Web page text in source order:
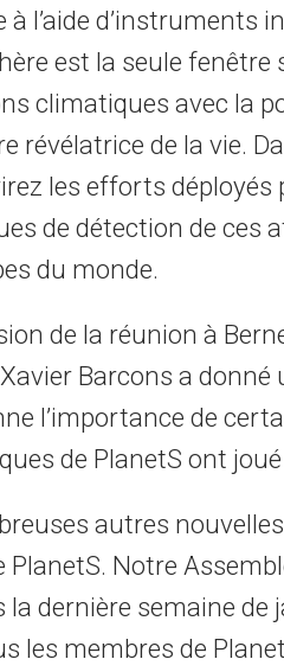
à l’aide d’instruments
est la seule fenêtre
climatiques avec la
révélatrice de la vie.
les efforts
de détection de ces
du monde.
de la réunion à
Barcons a donné
l’importance de
de PlanetS ont
autres
PlanetS. Notre
dernière semaine de
les membres de